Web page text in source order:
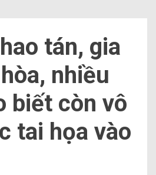
tán, gia
nhiều
biết còn vô
tai họa vào